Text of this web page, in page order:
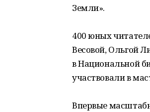
Земли».
400 юных
Весовой, Ольгой
в Национальной
участвовали в
Впервые